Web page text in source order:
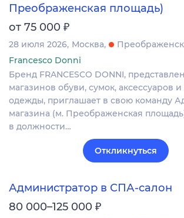
Преображенская площадь)
от 75 000 ₽
28 июля 2026 Москва
Francesco Donni
Бренд FRANCESCO DONNI,
магазинов обуви, сумок, аксессуаров
одежды, приглашает в свою команду
магазина (м. Преображенская
в должности…
Откликнуться
Администратор в СПА-салон
80 000–125 000 ₽